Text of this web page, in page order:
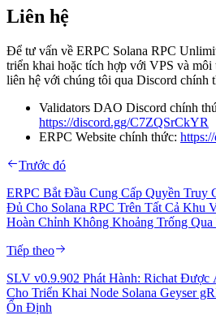
Liên hệ
Để tư vấn về ERPC Solana RPC
triển khai hoặc tích hợp với VPS và
liên hệ với chúng tôi qua Discord chính
Validators DAO Discord chính
https://discord.gg/C7ZQSrCkYR
ERPC Website chính thức:
Trước đó
ERPC Bắt Đầu Cung Cấp Quyền
Đủ Cho Solana RPC Trên Tất Cả Khu
Hoàn Chỉnh Không Khoảng Trống
Tiếp theo
SLV v0.9.902 Phát Hành: Richat
Cho Triển Khai Node Solana Geyser
Ổn Định